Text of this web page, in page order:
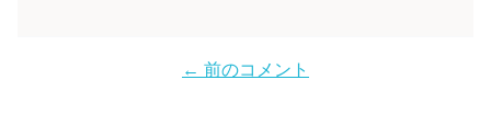
← 前のコメント